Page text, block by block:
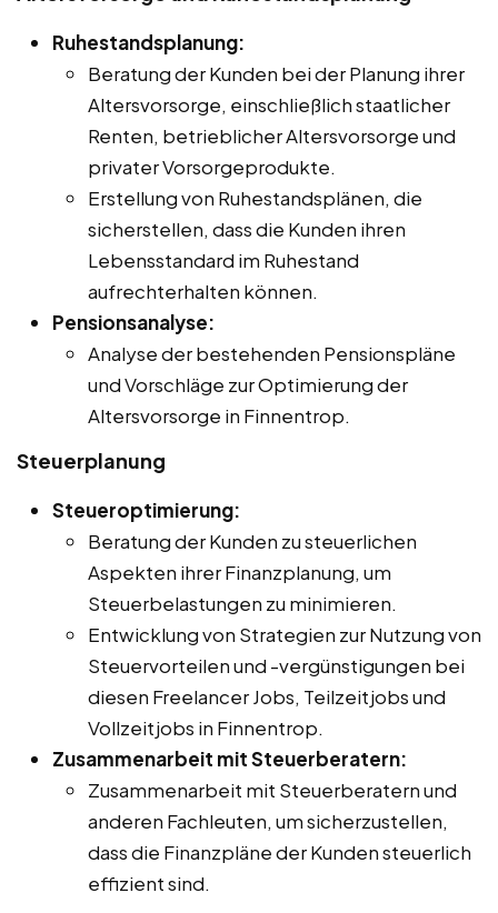
Ruhestandsplanung:
Beratung der Kunden bei der Planung ihrer
Altersvorsorge, einschließlich staatlicher
Renten, betrieblicher Altersvorsorge und
privater Vorsorgeprodukte.
Erstellung von Ruhestandsplänen, die
sicherstellen, dass die Kunden ihren
Lebensstandard im Ruhestand
aufrechterhalten können.
Pensionsanalyse:
Analyse der bestehenden Pensionspläne
und Vorschläge zur Optimierung der
Altersvorsorge in Finnentrop.
Steuerplanung
Steueroptimierung:
Beratung der Kunden zu steuerlichen
Aspekten ihrer Finanzplanung, um
Steuerbelastungen zu minimieren.
Entwicklung von Strategien zur Nutzung von
Steuervorteilen und -vergünstigungen bei
diesen Freelancer Jobs, Teilzeitjobs und
Vollzeitjobs in Finnentrop.
Zusammenarbeit mit Steuerberatern:
Zusammenarbeit mit Steuerberatern und
anderen Fachleuten, um sicherzustellen,
dass die Finanzpläne der Kunden steuerlich
effizient sind.